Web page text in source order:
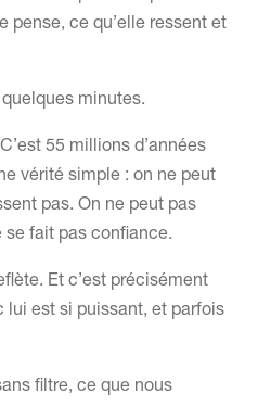
pense, ce qu’elle ressent et
minutes.
55 millions d’années
vérité simple : on ne peut
pas. On ne peut pas
se fait pas confiance.
Et c’est précisément
lui est si puissant, et parfois
filtre, ce que nous